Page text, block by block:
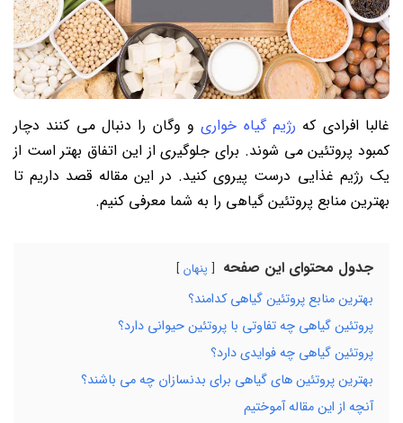
غالبا افرادی که رژیم گیاه خواریو وگان را دنبال می کنند دچار
کمبود پروتئین می شوند. برای جلوگیری از این اتفاق بهتر است از
یک رژیم غذایی درست پیروی کنید. در این مقاله قصد داریم تا
بهترین منابع پروتئین گیاهی را به شما معرفی کنیم.
جدول محتوای این صفحه پنهان
بهترین منابع پروتئین گیاهی کدامند؟
پروتئین گیاهی چه تفاوتی با پروتئین حیوانی دارد؟
پروتئین گیاهی چه فوایدی دارد؟
بهترین پروتئین های گیاهی برای بدنسازان چه می باشند؟
آنچه از این مقاله آموختیم